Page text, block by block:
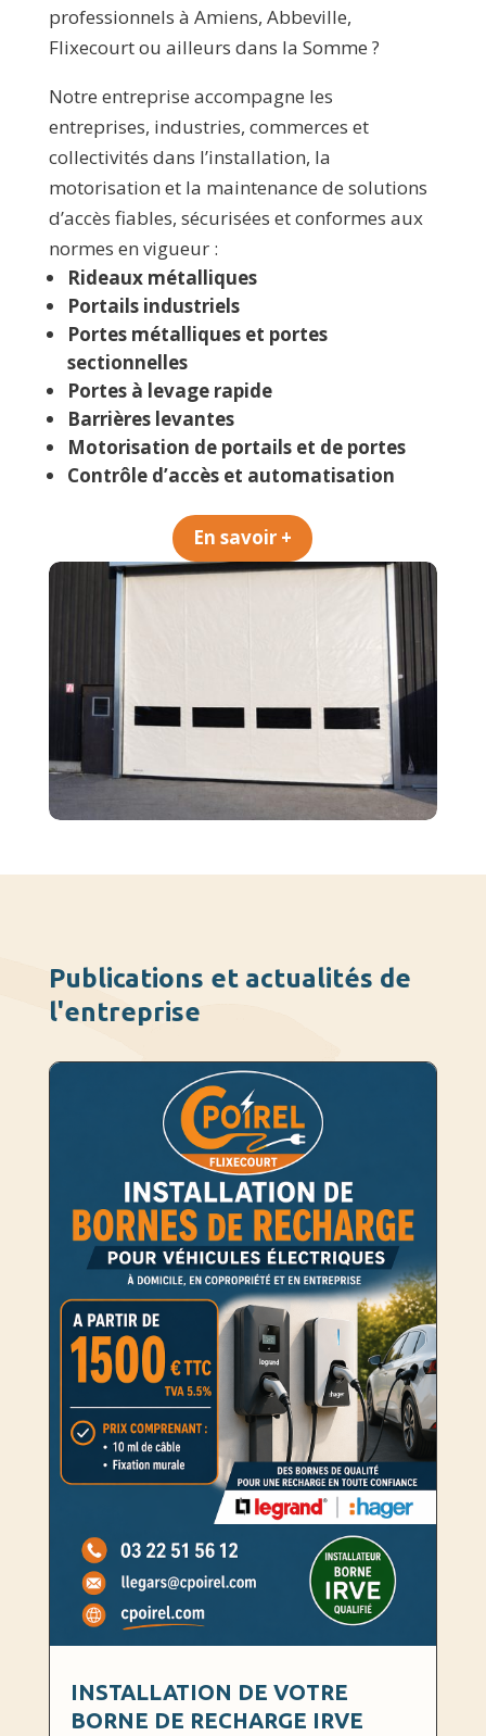
professionnels à Amiens, Abbeville,
Flixecourt ou ailleurs dans la Somme ?
Notre entreprise accompagne les
entreprises, industries, commerces et
collectivités dans l’installation, la
motorisation et la maintenance de solutions
d’accès fiables, sécurisées et conformes aux
normes en vigueur :
Rideaux métalliques
Portails industriels
Portes métalliques et portes
sectionnelles
Portes à levage rapide
Barrières levantes
Motorisation de portails et de portes
Contrôle d’accès et automatisation
En savoir +
Publications et actualités de
l'entreprise
INSTALLATION DE VOTRE
BORNE DE RECHARGE IRVE